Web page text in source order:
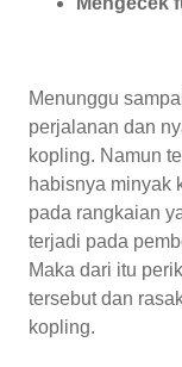
Menunggu
perjalanan dan
kopling. Namun
habisnya minyak
pada rangkaian
terjadi pada
Maka dari itu
tersebut dan
kopling.